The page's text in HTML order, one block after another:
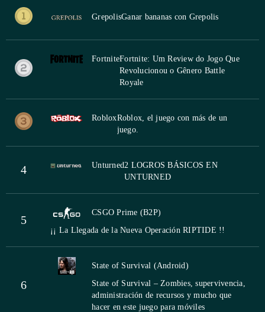
GrepolisGanar bananas con Grepolis
FortniteFortnite: Um Review do Jogo Que
Revolucionou o Gênero Battle
Royale
RobloxRoblox, el juego con más de un
juego.
4 Unturned2 LOGROS BÁSICOS EN
UNTURNED
5
CSGO Prime (B2P)
¡¡ La Llegada de la Nueva Operación RIPTIDE !!
6
State of Survival (Android)
State of Survival – Zombies, supervivencia,
administración de recursos y mucho que
hacer en este juego para móviles